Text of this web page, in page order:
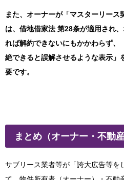
また、オーナーが「マスターリース
は、借地借家法 第28条が適用され
れば解約できないにもかかわらず、
絶できると誤解させるような表示」
要です。
まとめ（オーナー・不動
サブリース業者等が「誇大広告等を